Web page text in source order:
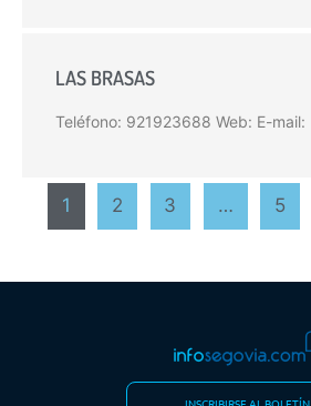
LAS BRASAS
Teléfono: 921923688 Web: E-mail:
1 2 3 … 5